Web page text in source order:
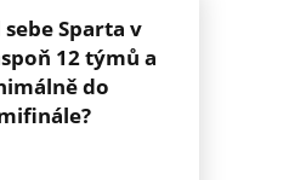
Sparta v
12 týmů a
do